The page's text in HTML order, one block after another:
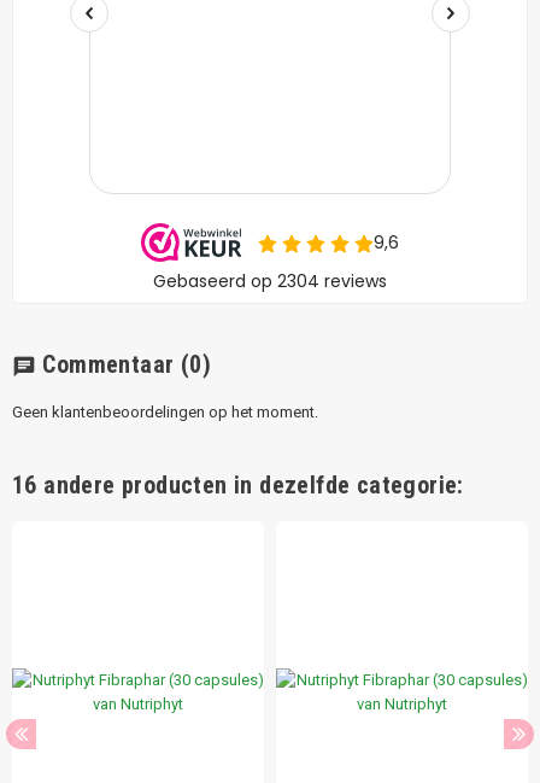
chat Commentaar (0)
Geen klantenbeoordelingen op het moment.
16 andere producten in dezelfde categorie: